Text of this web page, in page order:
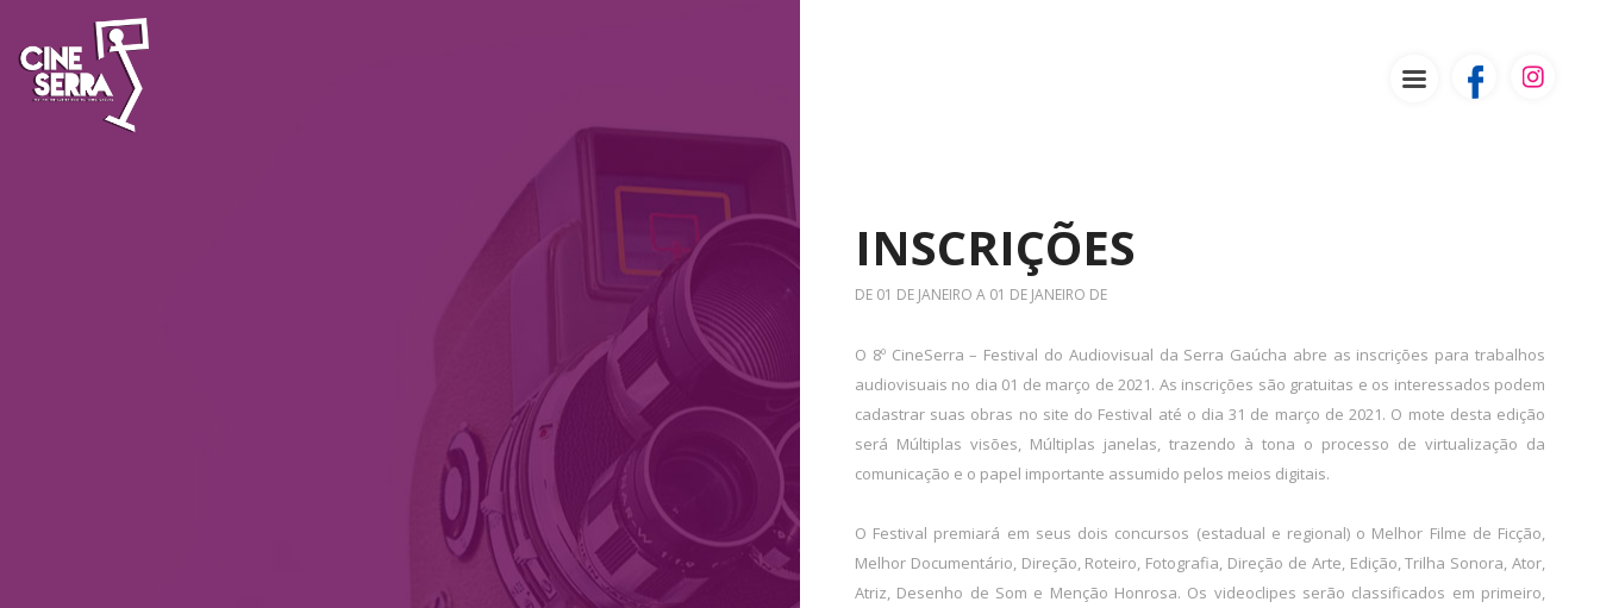
INSCRIÇÕES
DE 01 DE JANEIRO A 01 DE JANEIRO DE
O 8º CineSerra – Festival do Audiovisual da Serra Gaúcha abre as inscrições para trabalhos
audiovisuais no dia 01 de março de 2021. As inscrições são gratuitas e os interessados podem
cadastrar suas obras no site do Festival até o dia 31 de março de 2021. O mote desta edição
será Múltiplas visões, Múltiplas janelas, trazendo à tona o processo de virtualização da
comunicação e o papel importante assumido pelos meios digitais.
O Festival premiará em seus dois concursos (estadual e regional) o Melhor Filme de Ficção,
Melhor Documentário, Direção, Roteiro, Fotografia, Direção de Arte, Edição, Trilha Sonora, Ator,
Atriz, Desenho de Som e Menção Honrosa. Os videoclipes serão classificados em primeiro,